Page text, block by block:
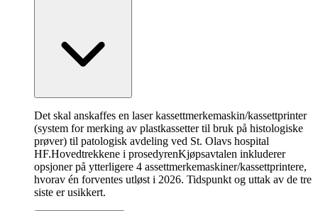
Det skal anskaffes en laser kassettmerkemaskin/kassettprinter
(system for merking av plastkassetter til bruk på histologiske
prøver) til patologisk avdeling ved St. Olavs hospital
HF.Hovedtrekkene i prosedyrenKjøpsavtalen inkluderer
opsjoner på ytterligere 4 assettmerkemaskiner/kassettprintere,
hvorav én forventes utløst i 2026. Tidspunkt og uttak av de tre
siste er usikkert.